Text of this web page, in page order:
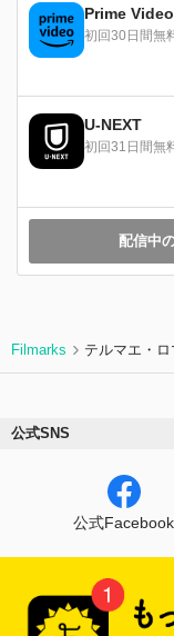
ル
へ
Prime Video
初回30日間無
U-NEXT
初回31日間無
配信中
Filmarks テルマエ・
公式SNS
公式Facebook